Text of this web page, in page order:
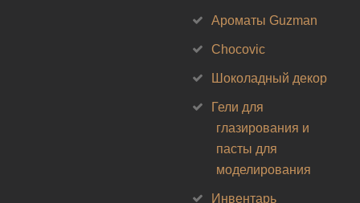
Ароматы Guzman
Chocovic
Шоколадный декор
Гели для
глазирования и
пасты для
моделирования
Инвентарь